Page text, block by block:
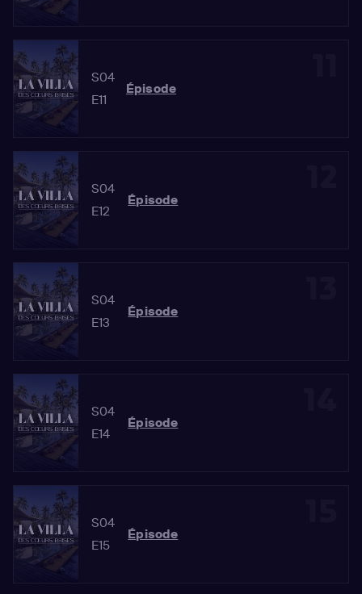
S04
E11
Épisode
S04
E12
Épisode
S04
E13
Épisode
S04
E14
Épisode
S04
E15
Épisode